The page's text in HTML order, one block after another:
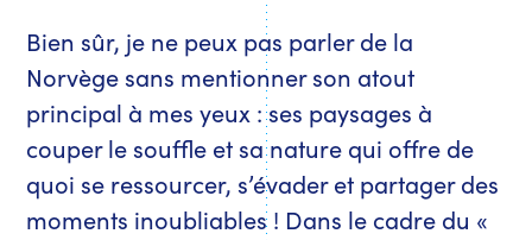
Bien sûr, je ne peux pas parler de la
Norvège sans mentionner son atout
principal à mes yeux : ses paysages à
couper le souffle et sa nature qui offre de
quoi se ressourcer, s’évader et partager des
moments inoubliables ! Dans le cadre du «